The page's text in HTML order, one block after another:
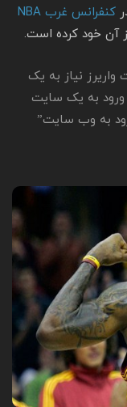
کنفرانس غرب NBA
از آن خود کرده است.
نیاز به یک
ورود به یک سایت
به وب سایت”